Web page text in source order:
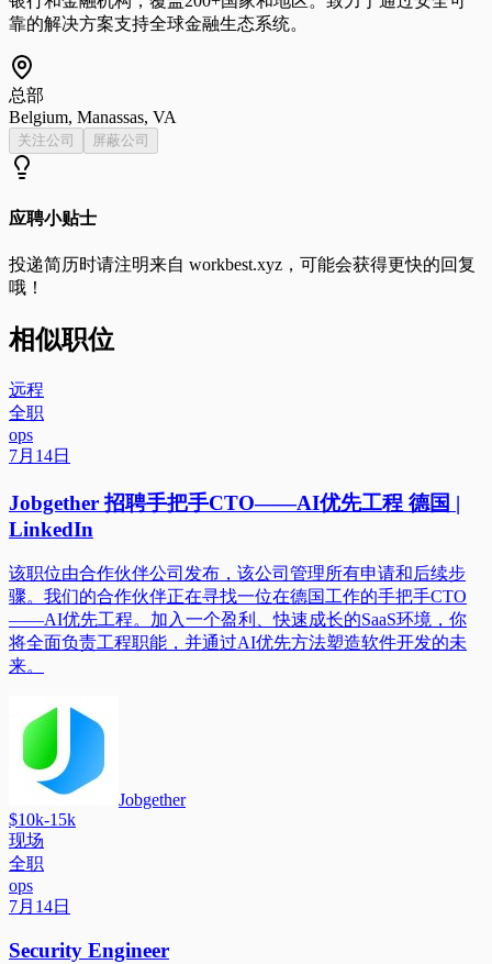
靠的解决方案支持全球金融生态系统。
总部
Belgium, Manassas, VA
关注公司 屏蔽公司
应聘小贴士
投递简历时请注明来自 workbest.xyz ，可能会获得更快的回复
哦！
相似职位
远程
全职
ops
7月14日
Jobgether 招聘手把手CTO——AI优先工程 德国 |
LinkedIn
该职位由合作伙伴公司发布，该公司管理所有申请和后续步
骤。我们的合作伙伴正在寻找一位在德国工作的手把手CTO
——AI优先工程。加入一个盈利、快速成长的SaaS环境，你
将全面负责工程职能，并通过AI优先方法塑造软件开发的未
来。
Jobgether
$10k-15k
现场
全职
ops
7月14日
Security Engineer